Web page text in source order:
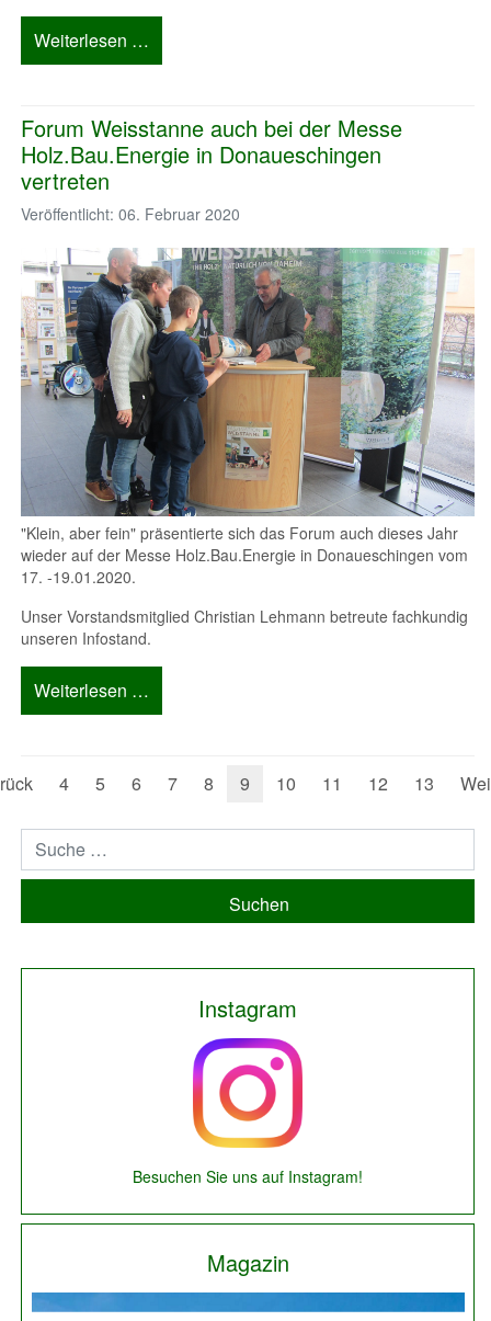
Weiterlesen …
Forum Weisstanne auch bei der Messe
Holz.Bau.Energie in Donaueschingen
vertreten
Veröffentlicht: 06. Februar 2020
"Klein, aber fein" präsentierte sich das Forum auch dieses Jahr
wieder auf der Messe Holz.Bau.Energie in Donaueschingen vom
17. -19.01.2020.
Unser Vorstandsmitglied Christian Lehmann betreute fachkundig
unseren Infostand.
Weiterlesen …
4 5 6 7 8 9 10 11 12 13
Suchen
Instagram
Besuchen Sie uns auf Instagram!
Magazin